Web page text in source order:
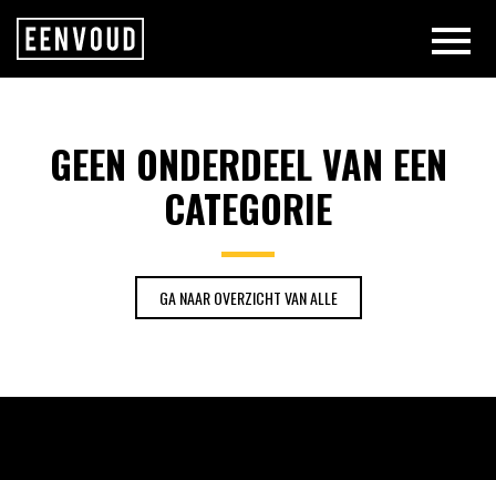
GEEN ONDERDEEL VAN EEN
GEEN ONDERDEEL VAN EEN
CATEGORIE
GA NAAR OVERZICHT VAN ALLE